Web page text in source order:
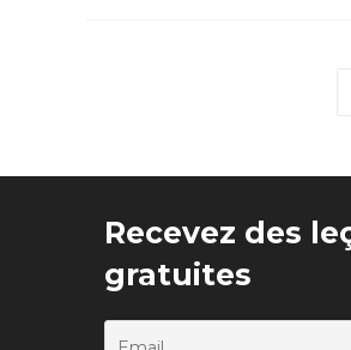
Recevez des
gratuites